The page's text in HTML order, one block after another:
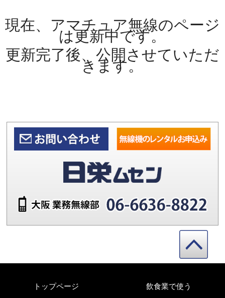
現在、アマチュア無線のページ
は更新中です。
更新完了後、公開させていただ
きます。
トップページ 飲食業で使う